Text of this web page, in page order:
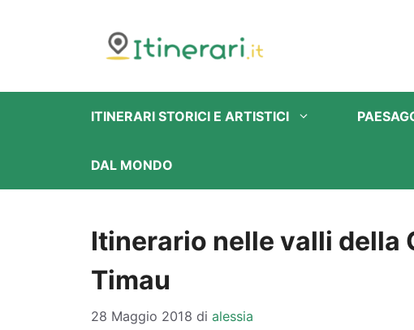
ITINERARI STORICI E ARTISTICI
DAL MONDO
Itinerario nelle valli della
Timau
28 Maggio 2018 di alessia